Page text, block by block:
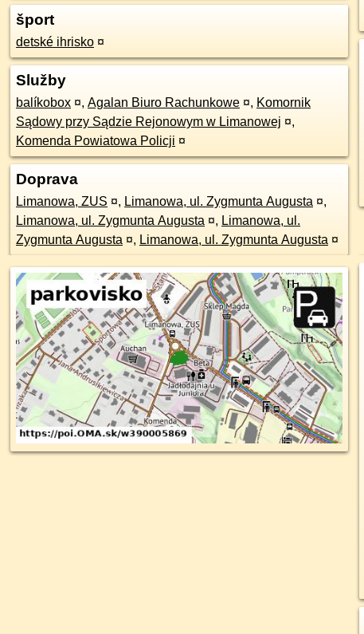
šport
detské ihrisko ¤
Služby
balíkobox ¤, Agalan Biuro Rachunkowe ¤, Komornik
Sądowy przy Sądzie Rejonowym w Limanowej ¤,
Komenda Powiatowa Policji ¤
Doprava
Limanowa, ZUS ¤, Limanowa, ul. Zygmunta Augusta ¤,
Limanowa, ul. Zygmunta Augusta ¤, Limanowa, ul.
Zygmunta Augusta ¤, Limanowa, ul. Zygmunta Augusta ¤